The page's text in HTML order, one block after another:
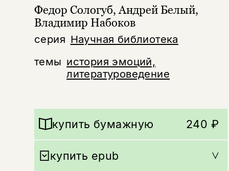
серия Научная библиотека
темы история эмоций,
литературоведение
Федор Сологуб, Андрей Белый,
Владимир Набоков
купить бумажную 240 ₽
купить epub